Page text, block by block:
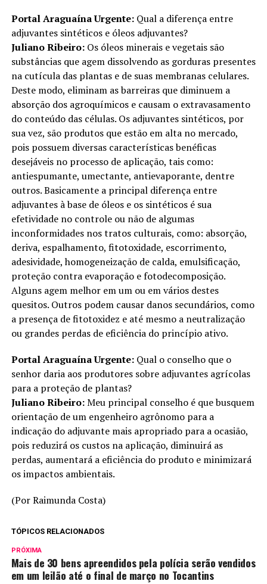
Portal Araguaína Urgente: Qual a diferença entre
adjuvantes sintéticos e óleos adjuvantes?
Juliano Ribeiro: Os óleos minerais e vegetais são
substâncias que agem dissolvendo as gorduras presentes
na cutícula das plantas e de suas membranas celulares.
Deste modo, eliminam as barreiras que diminuem a
absorção dos agroquímicos e causam o extravasamento
do conteúdo das células. Os adjuvantes sintéticos, por
sua vez, são produtos que estão em alta no mercado,
pois possuem diversas características benéficas
desejáveis no processo de aplicação, tais como:
antiespumante, umectante, antievaporante, dentre
outros. Basicamente a principal diferença entre
adjuvantes à base de óleos e os sintéticos é sua
efetividade no controle ou não de algumas
inconformidades nos tratos culturais, como: absorção,
deriva, espalhamento, fitotoxidade, escorrimento,
adesividade, homogeneização de calda, emulsificação,
proteção contra evaporação e fotodecomposição.
Alguns agem melhor em um ou em vários destes
quesitos. Outros podem causar danos secundários, como
a presença de fitotoxidez e até mesmo a neutralização
ou grandes perdas de eficiência do princípio ativo.
Portal Araguaína Urgente:Qual o conselho que o
senhor daria aos produtores sobre adjuvantes agrícolas
para a proteção de plantas?
Juliano Ribeiro:Meu principal conselho é que busquem
orientação de um engenheiro agrônomo para a
indicação do adjuvante mais apropriado para a ocasião,
pois reduzirá os custos na aplicação, diminuirá as
perdas, aumentará a eficiência do produto e minimizará
os impactos ambientais.
(Por Raimunda Costa)
TÓPICOS RELACIONADOS
PRÓXIMA
Mais de 30 bens apreendidos pela polícia serão vendidos
em um leilão até o final de março no Tocantins